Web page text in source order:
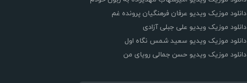
دانلود موزیک ویدیو عرفان فرهنگیان پرونده غم
دانلود موزیک ویدیو علی جبلی آزادی
دانلود موزیک ویدیو سعید شمس نگاه اول
دانلود موزیک ویدیو حسن جمالی رویای من